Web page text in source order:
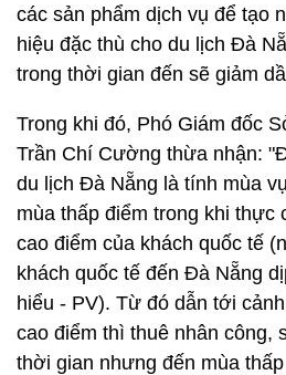
các sản phẩm dịch vụ để tạo
hiệu đặc thù cho du lịch Đà
trong thời gian đến sẽ giảm
Trong khi đó, Phó Giám đốc
Trần Chí Cường thừa nhận:
du lịch Đà Nẵng là tính mùa
mùa thấp điểm trong khi thực
cao điểm của khách quốc tế
khách quốc tế đến Đà Nẵng
hiểu - PV). Từ đó dẫn tới
cao điểm thì thuê nhân công,
thời gian nhưng đến mùa